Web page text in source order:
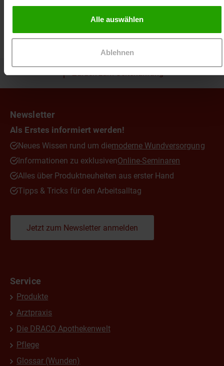
Alle auswählen
Ablehnen
Zurück zum Seitenanfang
Newsletter
Als Erstes informiert werden!
Neues Wissen rund um diemoderne Wundversorgung
Informationen zu exklusivenOnline-Seminaren
Alles über Produktneuheiten aus erster Hand
Tipps & Tricks für den Arbeitsalltag
Jetzt zum Newsletter anmelden
Service
Produkte
Arztpraxis
Die DRACO Apothekenwelt
Pflege
Glossar (Wunden)